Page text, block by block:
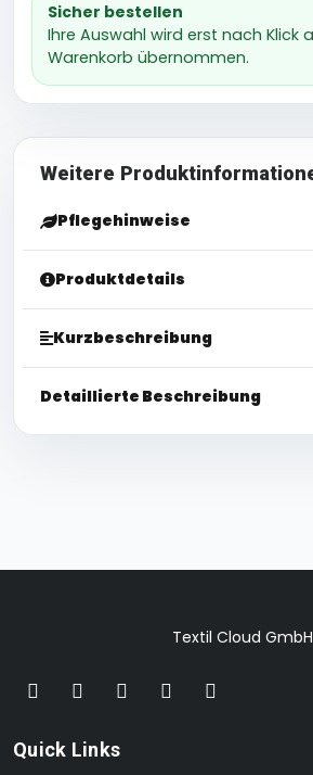
Sicher bestellen
Ihre Auswahl wird erst nach Klick
Warenkorb übernommen.
Weitere
Pflegehinweise
Produktdetails
Kurzbeschreibung
Detaillierte Beschreibung
Textil Cloud GmbH
Quick Links